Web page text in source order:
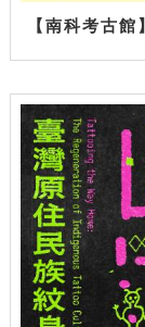
【南科考古